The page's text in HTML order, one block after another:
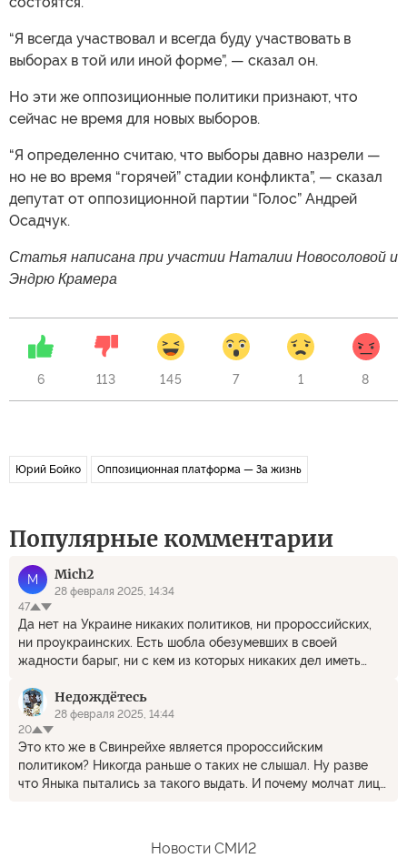
“Я всегда участвовал и всегда буду участвовать в
выборах в той или иной форме”, — сказал он.
Но эти же оппозиционные политики признают, что
сейчас не время для новых выборов.
“Я определенно считаю, что выборы давно назрели —
но не во время “горячей” стадии конфликта”, — сказал
депутат от оппозиционной партии “Голос” Андрей
Осадчук.
Статья написана при участии Наталии Новосоловой и
Эндрю Крамера
6 113 145 7 1 8
Юрий Бойко Оппозиционная платформа — За жизнь
Популярные комментарии
M Mich2
28 февраля 2025, 14:34
47
Да нет на Украине никаких политиков, ни пророссийских,
ни проукраинских. Есть шобла обезумевших в своей
жадности барыг, ни с кем из которых никаких дел иметь
спасителен не «хороший» президент(появление такого -
ненаучная фантастика), а крепкий генерал-губернатор с
пудовыми кулачищами.
Недождётесь
28 февраля 2025, 14:44
20
Это кто же в Свинрейхе является пророссийским
политиком? Никогда раньше о таких не слышал. Ну разве
что Яныка пытались за такого выдать. И почему молчат лица
Новости СМИ2